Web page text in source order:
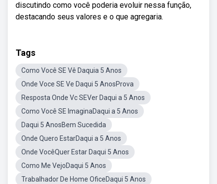
discutindo como você poderia evoluir nessa função,
destacando seus valores e o que agregaria.
Tags
Como Você SE Vê Daquia 5 Anos
Onde Voce SE Ve Daqui 5 AnosProva
Resposta Onde Vc SEVer Daqui a 5 Anos
Como Você SE ImaginaDaqui a 5 Anos
Daqui 5 AnosBem Sucedida
Onde Quero EstarDaqui a 5 Anos
Onde VocêQuer Estar Daqui 5 Anos
Como Me VejoDaqui 5 Anos
Trabalhador De Home OficeDaqui 5 Anos